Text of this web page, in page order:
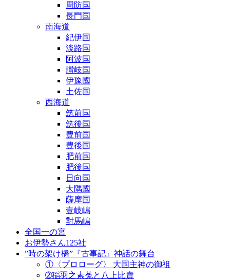
周防国
長門国
南海道
紀伊国
淡路国
阿波国
讃岐国
伊豫國
土佐国
西海道
筑前国
筑後国
豊前国
豊後国
肥前国
肥後国
日向国
大隅國
薩摩国
壹岐嶋
對馬嶋
全国一の宮
お伊勢さん125社
”時の架け橋”『古事記』神話の舞台
①〈プロローグ〉 大国主神の御祖
➁稲羽之素菟と八上比賣